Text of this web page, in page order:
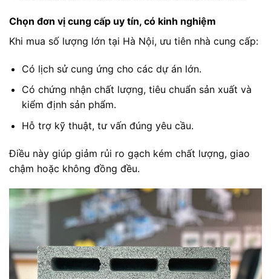
Chọn đơn vị cung cấp uy tín, có kinh nghiệm
Khi mua số lượng lớn tại Hà Nội, ưu tiên nhà cung cấp:
Có lịch sử cung ứng cho các dự án lớn.
Có chứng nhận chất lượng, tiêu chuẩn sản xuất và
kiểm định sản phẩm.
Hỗ trợ kỹ thuật, tư vấn đúng yêu cầu.
Điều này giúp giảm rủi ro gạch kém chất lượng, giao
chậm hoặc không đồng đều.